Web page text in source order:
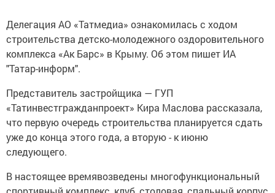
Делегация АО «Татмедиа» ознакомилась с ходом
строительства детско-молодежного оздоровительного
комплекса «Ак Барс» в Крыму. Об этом пишет ИА
"Татар-информ".
Представитель застройщика — ГУП
«Татинвестгражданпроект» Кира Маслова рассказала,
что первую очередь строительства планируется сдать
уже до конца этого года, а вторую - к июню
следующего.
В настоящее времявозведены многофункциональный